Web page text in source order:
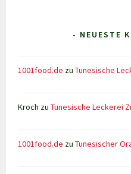
- NEUESTE
1001food.de zuTunesische
Kroch zuTunesische Leckerei
1001food.de zuTunesischer